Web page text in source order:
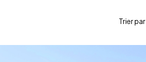
Trier par